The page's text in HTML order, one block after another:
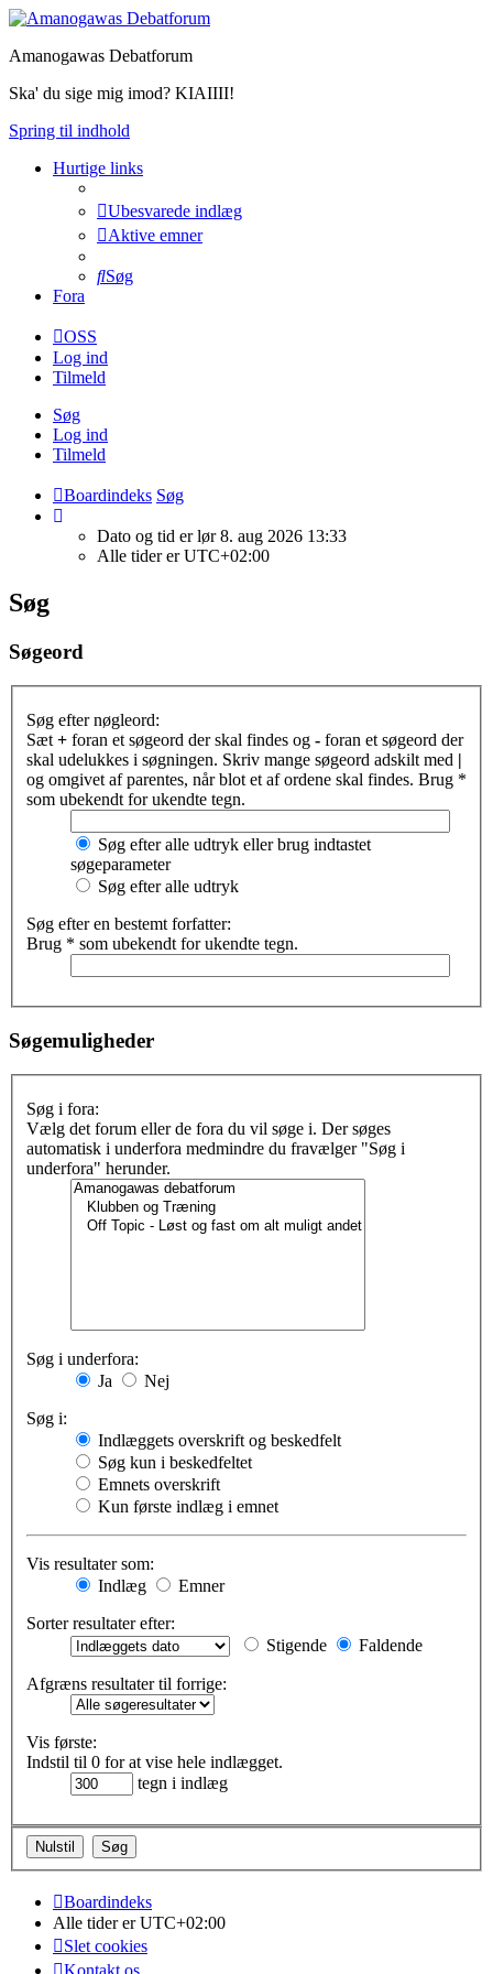
Amanogawas Debatforum
Ska' du sige mig imod? KIAIIII!
Spring til indhold
Hurtige links
Ubesvarede indlæg
Aktive emner
Søg
Fora
OSS
Log ind
Tilmeld
Søg
Log ind
Tilmeld
Boardindeks Søg
Dato og tid er lør 8. aug 2026 13:33
Alle tider erUTC+02:00
Søg
Søgeord
Søg efter nøgleord:
Sæt + foran et søgeord der skal findes og - foran et søgeord der
skal udelukkes i søgningen. Skriv mange søgeord adskilt med |
og omgivet af parentes, når blot et af ordene skal findes. Brug *
som ubekendt for ukendte tegn.
Søg efter alle udtryk eller brug indtastet
søgeparameter
Søg efter alle udtryk
Søg efter en bestemt forfatter:
Brug * som ubekendt for ukendte tegn.
Søgemuligheder
Søg i fora:
Vælg det forum eller de fora du vil søge i. Der søges
automatisk i underfora medmindre du fravælger "Søg i
underfora" herunder.
Søg i underfora:
Ja
Nej
Søg i:
Indlæggets overskrift og beskedfelt
Søg kun i beskedfeltet
Emnets overskrift
Kun første indlæg i emnet
Vis resultater som:
Indlæg
Emner
Sorter resultater efter:
Stigende
Faldende
Afgræns resultater til forrige:
Vis første:
Indstil til 0 for at vise hele indlægget.
tegn i indlæg
Boardindeks
Alle tider erUTC+02:00
Slet cookies
Kontakt os